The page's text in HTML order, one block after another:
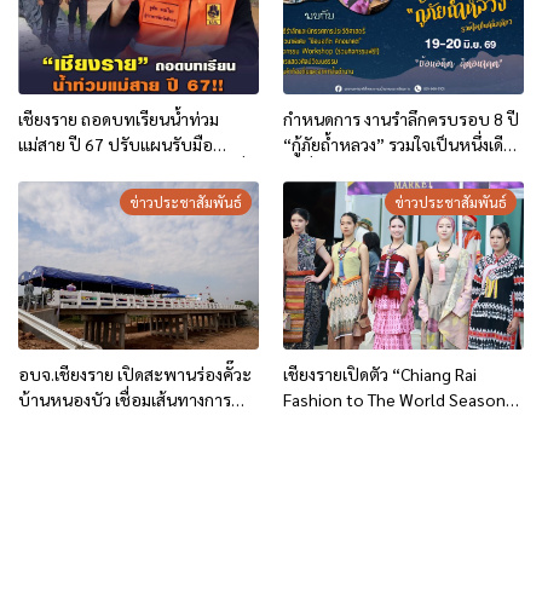
เชียงราย ถอดบทเรียนน้ำท่วม
แม่สาย ปี 67 ปรับแผนรับมือ
บิ๊กแบ็ก ชูเทคโนโลยี “ซอยซีเมนต์”
ผสานระบบ Cell Broadcast เตือน
ภัยประชาชน “แจ้งเร็ว-เตือนไว-
ช่วยได้ทันท่วงที
กำหนดการ งานรำลึกครบรอบ 8 ปี
“กู้ภัยถ้ำหลวง” รวมใจเป็นหนึ่งเดียว
ข่าวประชาสัมพันธ์
อบจ.เชียงราย เปิดสะพานร่องคั๊วะ
บ้านหนองบัว เชื่อมเส้นทางการ
ข่าวประชาสัมพันธ์
เชียงรายเปิดตัว “Chiang Rai
Fashion to The World Season